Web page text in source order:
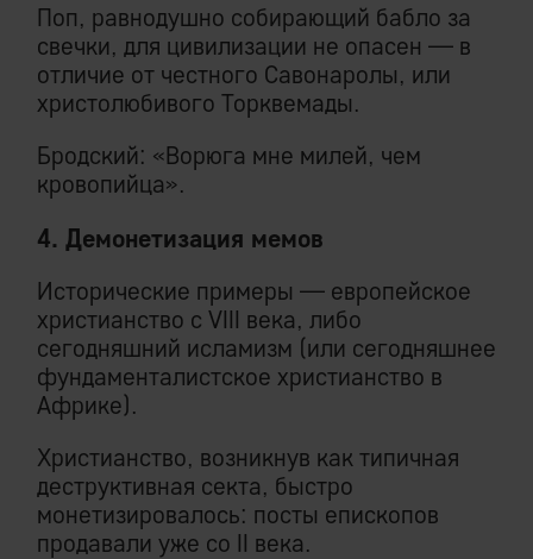
Поп, равнодушно собирающий бабло за
свечки, для цивилизации не опасен — в
отличие от честного Савонаролы, или
христолюбивого Торквемады.
Бродский: «Ворюга мне милей, чем
кровопийца».
4. Демонетизация мемов
Исторические примеры — европейское
христианство с VIII века, либо
сегодняшний исламизм (или сегодняшнее
фундаменталистское христианство в
Африке).
Христианство, возникнув как типичная
деструктивная секта, быстро
монетизировалось: посты епископов
продавали уже со II века.